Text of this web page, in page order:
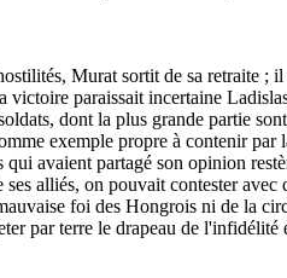
Murat sortit de sa retraite ;
paraissait incertaine
dont la plus grande partie
exemple propre à contenir
avaient partagé son opinion
alliés, on pouvait contester
foi des Hongrois ni de la
par terre le drapeau de